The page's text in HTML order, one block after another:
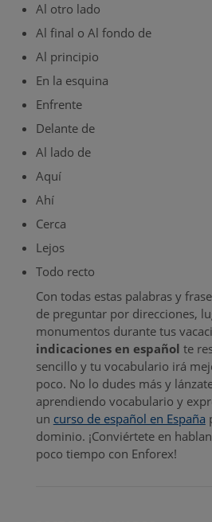
Al otro lado
Al final o Al fondo de
Al principio
En la esquina
Enfrente
Delante de
Al lado de
Aquí
Ahí
Cerca
Lejos
Todo recto
Con todas estas palabras y
de preguntar por direcciones,
monumentos durante tus
indicaciones en español te
sencillo y tu vocabulario irá
poco. No lo dudes más y
aprendiendo vocabulario y
un curso de español en España
dominio. ¡Conviértete en
poco tiempo con Enforex!